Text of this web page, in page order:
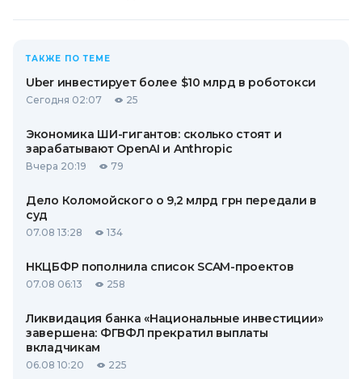
ТАКЖЕ ПО ТЕМЕ
Uber инвестирует более $10 млрд в роботокси
Сегодня 02:07 25
Экономика ШИ-гигантов: сколько стоят и
зарабатывают OpenAI и Anthropic
Вчера 20:19 79
Дело Коломойского о 9,2 млрд грн передали в
суд
07.08 13:28 134
НКЦБФР пополнила список SCAM-проектов
07.08 06:13 258
Ликвидация банка «Национальные инвестиции»
завершена: ФГВФЛ прекратил выплаты
вкладчикам
06.08 10:20 225